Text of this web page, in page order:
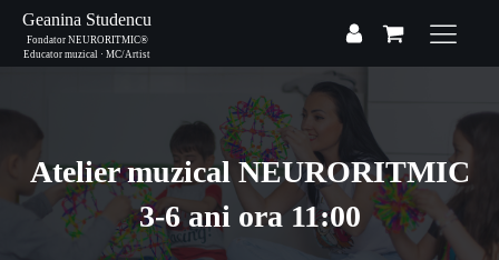
Geanina Studencu
Fondator NEURORITMIC®
Educator muzical · MC/Artist
Atelier muzical NEURORITMIC
3-6 ani ora 11:00